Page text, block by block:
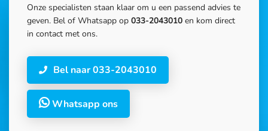
Onze specialisten staan klaar om u een passend advies te
geven. Bel of Whatsapp op 033-2043010 en kom direct
in contact met ons.
Bel naar 033-2043010
Whatsapp ons